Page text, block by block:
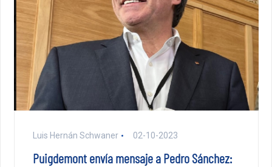
Luis Hernán Schwaner 02-10-2023
Puigdemont envía mensaje a Pedro Sánchez: